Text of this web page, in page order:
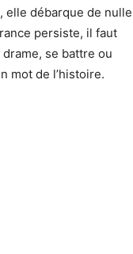
elle débarque de nulle
persiste, il faut
se battre ou
mot de l’histoire.